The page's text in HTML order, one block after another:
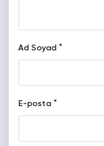
Ad Soyad *
E-posta *